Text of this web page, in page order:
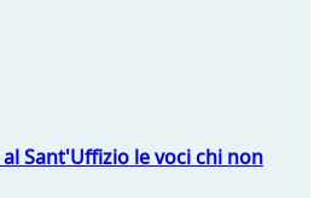
Sant'Uffizio le voci chi non